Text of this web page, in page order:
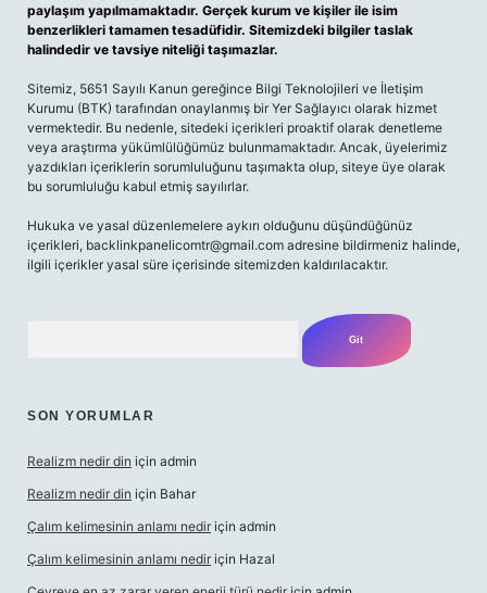
paylaşım yapılmamaktadır. Gerçek kurum ve kişiler ile isim
benzerlikleri tamamen tesadüfidir. Sitemizdeki bilgiler taslak
halindedir ve tavsiye niteliği taşımazlar.
Sitemiz, 5651 Sayılı Kanun gereğince Bilgi Teknolojileri ve İletişim
Kurumu (BTK) tarafından onaylanmış bir Yer Sağlayıcı olarak hizmet
vermektedir. Bu nedenle, sitedeki içerikleri proaktif olarak denetleme
veya araştırma yükümlülüğümüz bulunmamaktadır. Ancak, üyelerimiz
yazdıkları içeriklerin sorumluluğunu taşımakta olup, siteye üye olarak
bu sorumluluğu kabul etmiş sayılırlar.
Hukuka ve yasal düzenlemelere aykırı olduğunu düşündüğünüz
içerikleri, backlinkpanelicomtr@gmail.com adresine bildirmeniz halinde,
ilgili içerikler yasal süre içerisinde sitemizden kaldırılacaktır.
SON YORUMLAR
Realizm nedir din için admin
Realizm nedir din için Bahar
Çalım kelimesinin anlamı nedir için admin
Çalım kelimesinin anlamı nedir için Hazal